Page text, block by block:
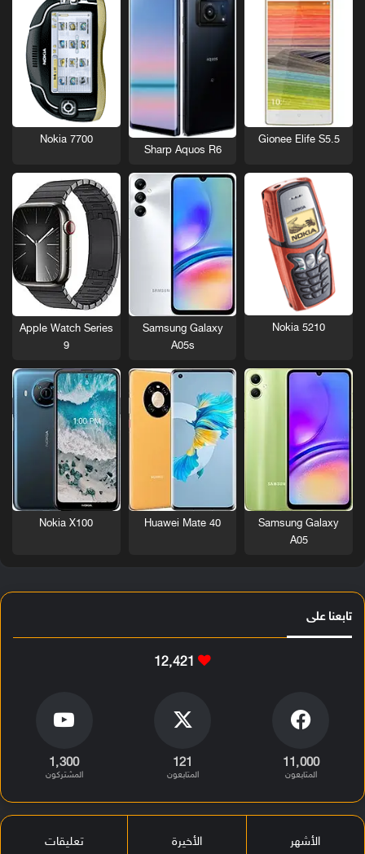
Gionee Elife S5.5
Sharp Aquos R6
Nokia 7700
Nokia 5210
Samsung Galaxy
A05s
Apple Watch Series
9
Samsung Galaxy
A05
Huawei Mate 40
Nokia X100
تابعنا على
12٬421
11٬000
المتابعون
121
المتابعون
1٬300
المشتركون
الأشهر الأخيرة تعليقات